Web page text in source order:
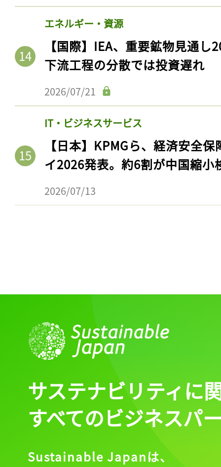
エネルギー・資源
【国際】IEA、重要鉱物見通
下流工程の分散では投資遅れ
2026/07/21
IT・ビジネスサービス
【日本】KPMGら、経済安全
イ2026発表。約6割が中国縮小
2026/07/13
会員登録
サステナビリティに
すべてのビジネスパ
Sustainable Japanは、